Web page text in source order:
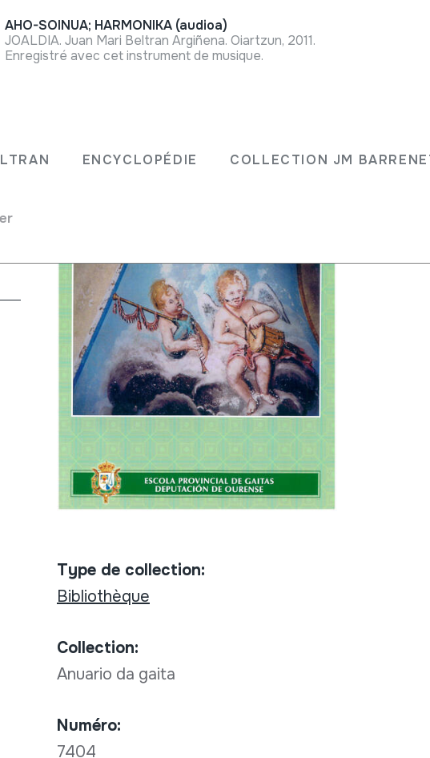
ENCYCLOPÉDIE COLLECTION JM
AHO-SOINUA; HARMONIKA (audioa)
JOALDIA. Juan Mari Beltran Argiñena. Oiartzun, 2011.
Enregistré avec cet instrument de musique.
Type de collection:
Bibliothèque
Collection:
Anuario da gaita
Numéro:
7404